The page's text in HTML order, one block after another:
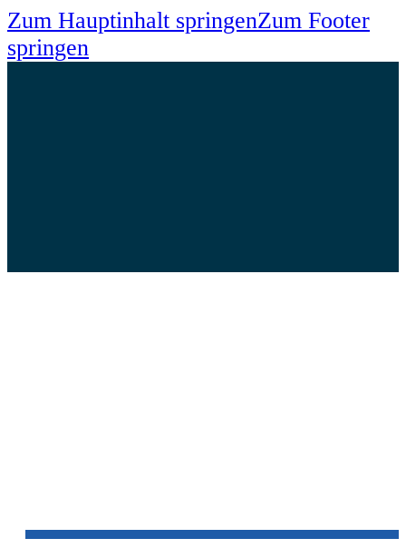
Zum Hauptinhalt springenZum Footer
springen